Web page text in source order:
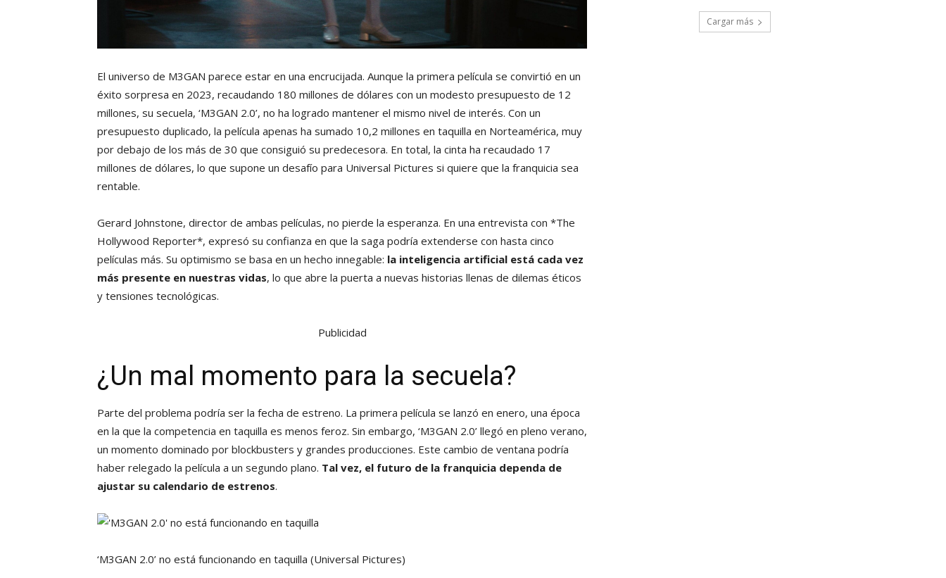
El universo de M3GAN parece estar en una encrucijada. Aunque la primera película se convirtió en un
éxito sorpresa en 2023, recaudando 180 millones de dólares con un modesto presupuesto de 12
millones, su secuela, ‘M3GAN 2.0’, no ha logrado mantener el mismo nivel de interés. Con un
presupuesto duplicado, la película apenas ha sumado 10,2 millones en taquilla en Norteamérica, muy
por debajo de los más de 30 que consiguió su predecesora. En total, la cinta ha recaudado 17
millones de dólares, lo que supone un desafío para Universal Pictures si quiere que la franquicia sea
rentable.
Gerard Johnstone, director de ambas películas, no pierde la esperanza. En una entrevista con *The
Hollywood Reporter*, expresó su confianza en que la saga podría extenderse con hasta cinco
películas más. Su optimismo se basa en un hecho innegable: la inteligencia artificial está cada vez
más presente en nuestras vidas, lo que abre la puerta a nuevas historias llenas de dilemas éticos
y tensiones tecnológicas.
Publicidad
¿Un mal momento para la secuela?
Parte del problema podría ser la fecha de estreno. La primera película se lanzó en enero, una época
en la que la competencia en taquilla es menos feroz. Sin embargo, ‘M3GAN 2.0’ llegó en pleno verano,
un momento dominado por blockbusters y grandes producciones. Este cambio de ventana podría
haber relegado la película a un segundo plano. Tal vez, el futuro de la franquicia dependa de
ajustar su calendario de estrenos.
‘M3GAN 2.0’ no está funcionando en taquilla (Universal Pictures)
Cargar más